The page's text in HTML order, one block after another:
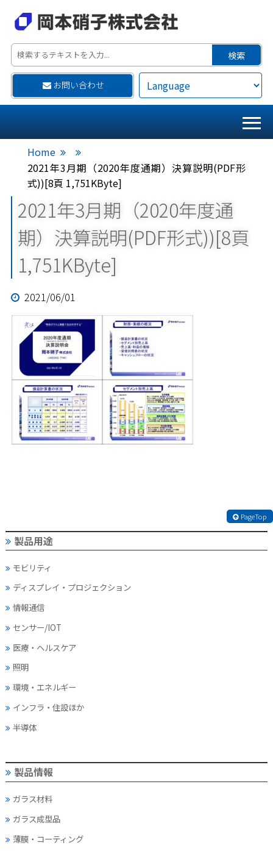
お問い合わせ
Home
2021年3月期（2020年度通期）決算説明(PDF形
式))[8頁 1,751KByte]
2021年3月期（2020年度通
期）決算説明(PDF形式))[8頁
1,751KByte]
2021/06/01
PageTop
製品用途
モビリティ
ディスプレイ・ プロジェクション
情報通信
センサー/IOT
医療・ヘルスケア
照明
環境・エネルギー
インフラ・住設ほか
半導体
製品情報
ガラス材料
ガラス成型品
薄膜・コーティング